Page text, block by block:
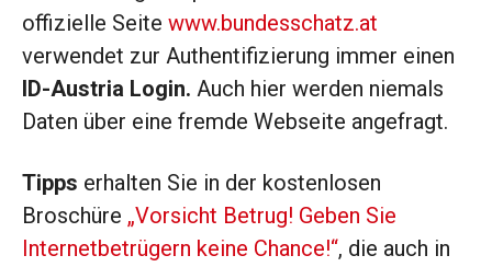
offizielle Seite www.bundesschatz.at
verwendet zur Authentifizierung immer einen
ID-Austria Login. Auch hier werden niemals
Daten über eine fremde Webseite angefragt.
Tipps erhalten Sie in der kostenlosen
Broschüre „Vorsicht Betrug! Geben Sie
Internetbetrügern keine Chance!“, die auch in